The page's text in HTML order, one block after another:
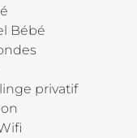
Bébé
privatif